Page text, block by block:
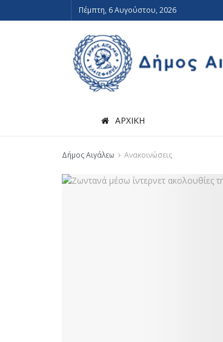
Πέμπτη, 6 Αυγούστου, 2026
ΑΡΧΙΚΗ
Δήμος Αιγάλεω Ανακοινώσεις